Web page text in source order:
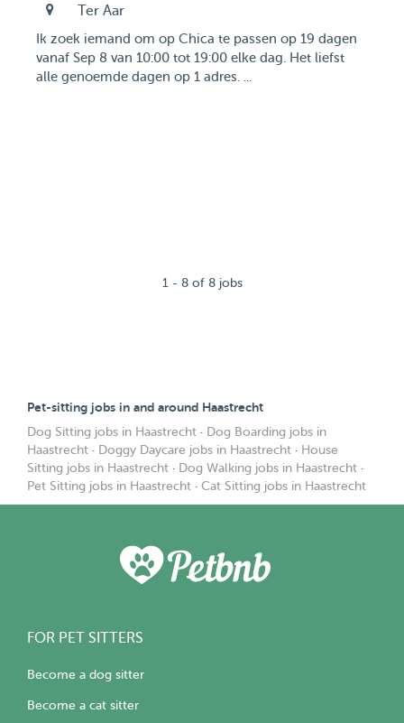
Ter Aar
Ik zoek iemand om op Chica te passen op 19 dagen
vanaf Sep 8 van 10:00 tot 19:00 elke dag. Het liefst
alle genoemde dagen op 1 adres. ...
1 - 8 of 8 jobs
Pet-sitting jobs in and around Haastrecht
Dog Sitting jobs in Haastrecht · Dog Boarding jobs in
Haastrecht · Doggy Daycare jobs in Haastrecht · House
Sitting jobs in Haastrecht · Dog Walking jobs in Haastrecht ·
Pet Sitting jobs in Haastrecht · Cat Sitting jobs in Haastrecht
FOR PET SITTERS
Become a dog sitter
Become a cat sitter